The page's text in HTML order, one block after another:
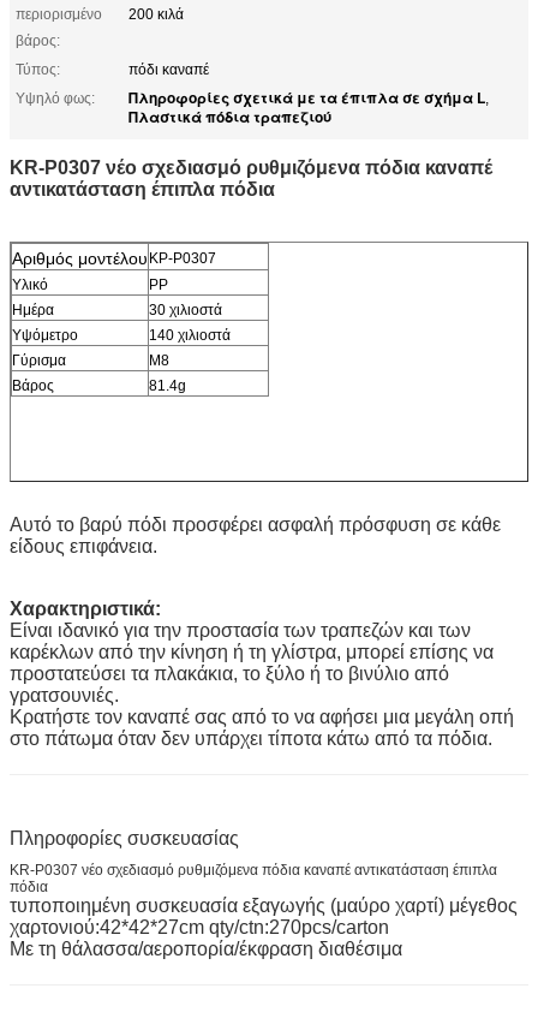
περιορισμένο
βάρος:
200 κιλά
Τύπος:
πόδι καναπέ
Υψηλό φως:
Πληροφορίες σχετικά με τα έπιπλα σε σχήμα L,
Πλαστικά πόδια τραπεζιού
KR-P0307 νέο σχεδιασμό ρυθμιζόμενα πόδια καναπέ
αντικατάσταση έπιπλα πόδια
Αριθμός μοντέλου ΚΡ-P0307
Υλικό
PP
Ημέρα
30 χιλιοστά
Υψόμετρο
140 χιλιοστά
Γύρισμα
M8
Βάρος
81.4g
Αυτό το βαρύ πόδι προσφέρει ασφαλή πρόσφυση σε κάθε
είδους επιφάνεια.
Χαρακτηριστικά:
Είναι ιδανικό για την προστασία των τραπεζών και των
καρέκλων από την κίνηση ή τη γλίστρα, μπορεί επίσης να
προστατεύσει τα πλακάκια, το ξύλο ή το βινύλιο από
γρατσουνιές.
Κρατήστε τον καναπέ σας από το να αφήσει μια μεγάλη οπή
στο πάτωμα όταν δεν υπάρχει τίποτα κάτω από τα πόδια.
Πληροφορίες συσκευασίας
KR-P0307 νέο σχεδιασμό ρυθμιζόμενα πόδια καναπέ αντικατάσταση έπιπλα
πόδια
τυποποιημένη συσκευασία εξαγωγής (μαύρο χαρτί) μέγεθος
χαρτονιού:42*42*27cm qty/ctn:270pcs/carton
Με τη θάλασσα/αεροπορία/έκφραση διαθέσιμα